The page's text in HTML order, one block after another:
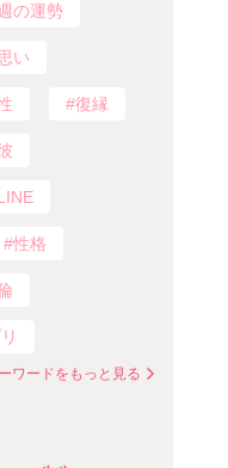
の運勢
い
復縁
性格
ワードをもっと見る